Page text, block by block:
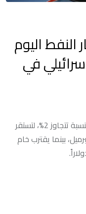
النفط اليوم
في
قفزت أسعار النفط العالمية اليوم الإثنين بنسبة تتجاوز 2%، لتستقر
مستوى 93 دولاراً للبرميل، بينما يقترب خام